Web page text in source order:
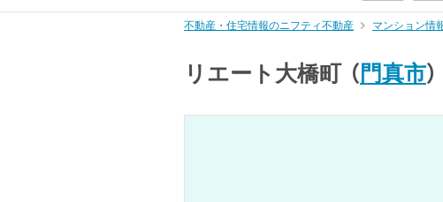
不動産・住宅情報のニフティ不動産 マンション情
リエート大橋町 （門真市）